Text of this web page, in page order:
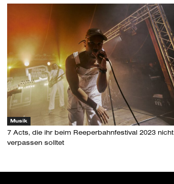
Musik
7 Acts, die ihr beim Reeperbahnfestival 2023 nicht
verpassen solltet